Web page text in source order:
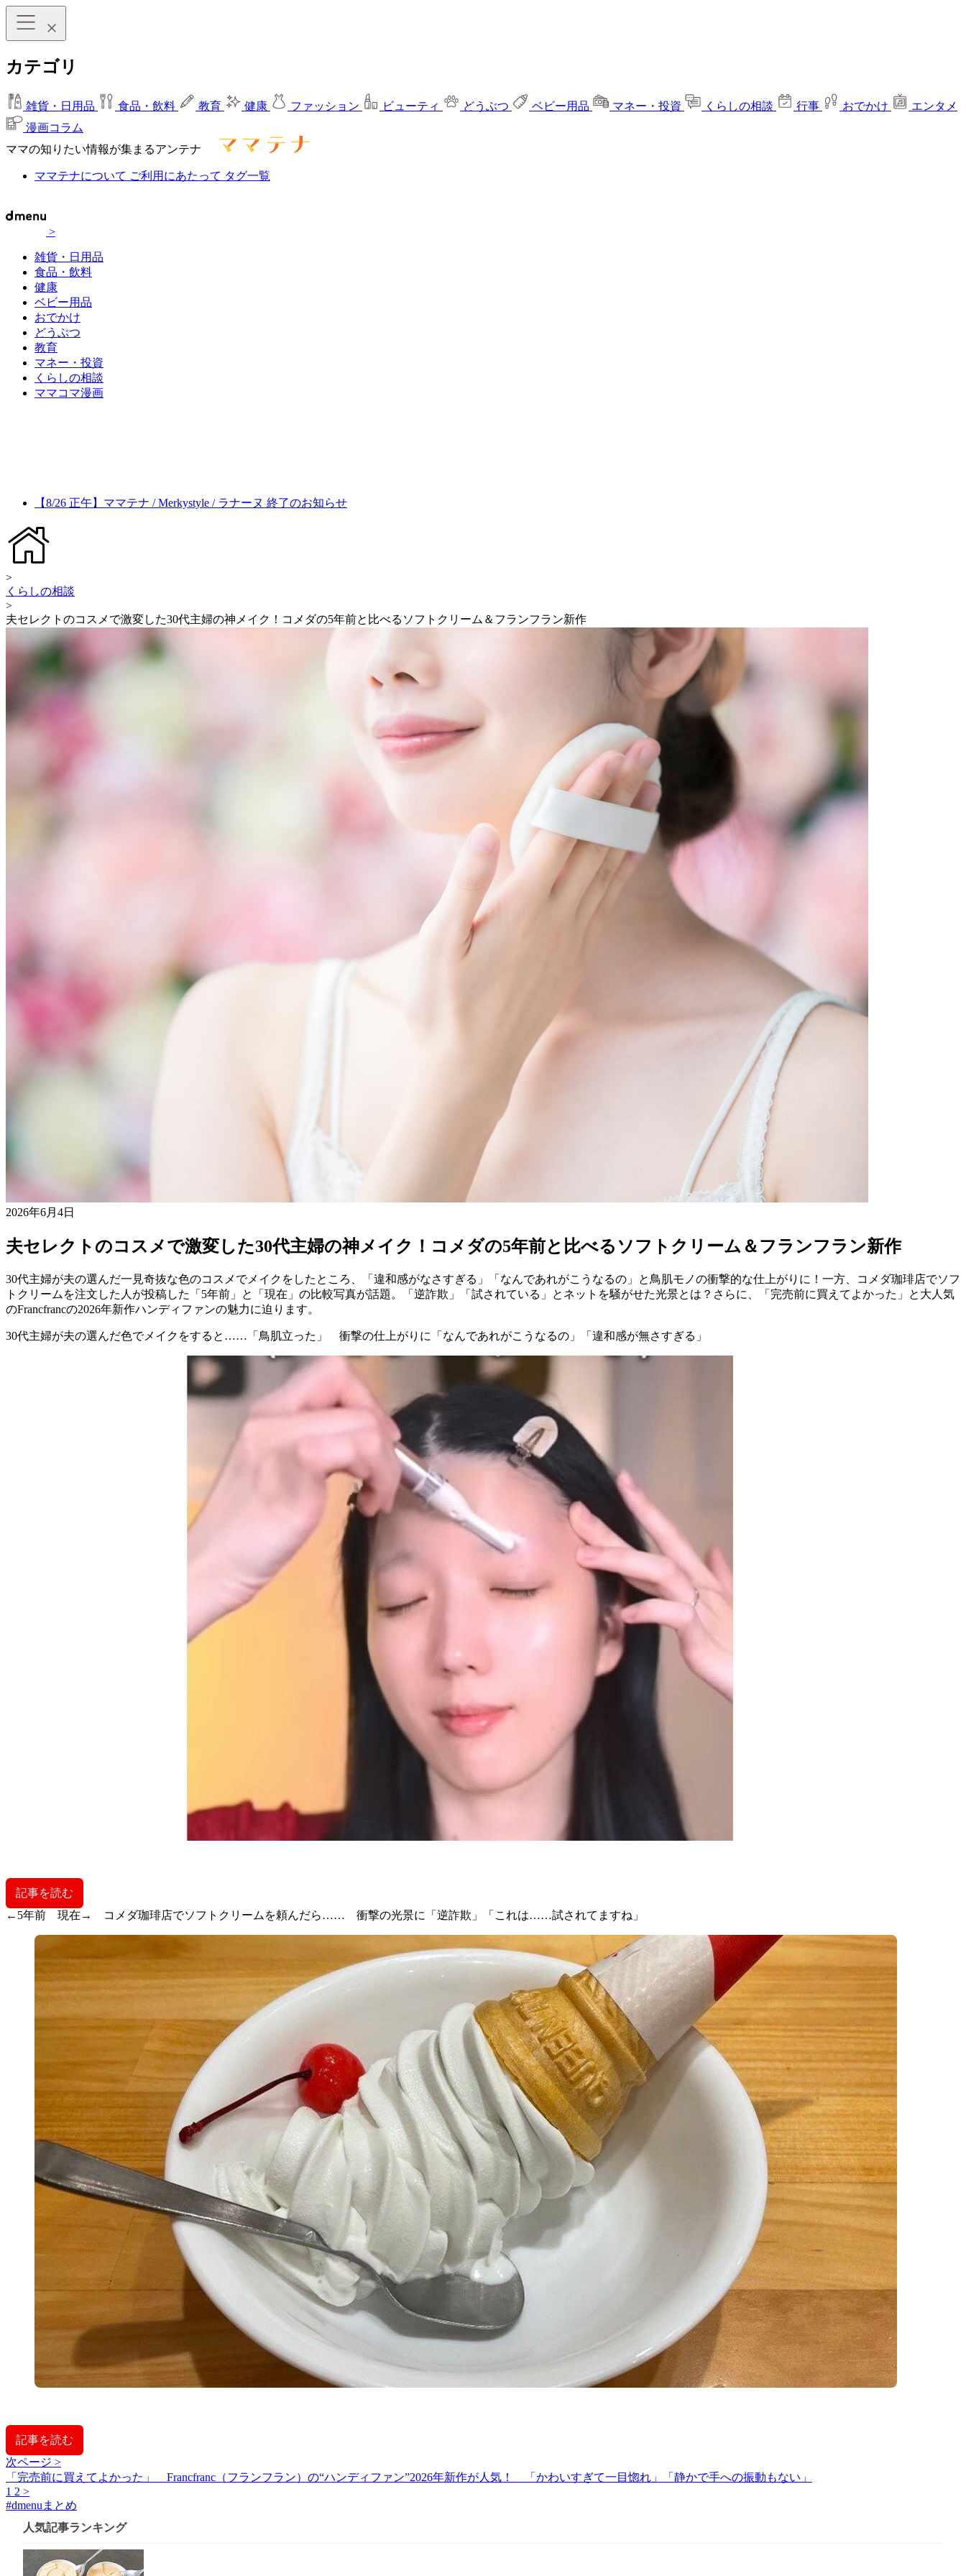
カテゴリ
雑貨・日用品 食品・飲料 教育 健康 ファッション ビューティ どうぶつ ベビー用品 マネー・投資 くらしの相談 行事 おでかけ
エンタメ
漫画コラム
ママの知りたい情報が集まるアンテナ
ママテナについて ご利用にあたって タグ一覧
>
雑貨・日用品
食品・飲料
健康
ベビー用品
おでかけ
どうぶつ
教育
マネー・投資
くらしの相談
ママコマ漫画
【8/26 正午】ママテナ / Merkystyle / ラナーヌ 終了のお知らせ
>
くらしの相談
>
夫セレクトのコスメで激変した30代主婦の神メイク！コメダの5年前と比べるソフトクリーム＆フランフラン新作
2026年6月4日
夫セレクトのコスメで激変した30代主婦の神メイク！コメダの5年前と比べるソフトクリーム＆フランフラン新作
30代主婦が夫の選んだ一見奇抜な色のコスメでメイクをしたところ、「違和感がなさすぎる」「なんであれがこうなるの」と鳥肌モノの衝撃的な仕上がりに！一方、コメダ珈琲店でソフ
トクリームを注文した人が投稿した「5年前」と「現在」の比較写真が話題。「逆詐欺」「試されている」とネットを騒がせた光景とは？さらに、「完売前に買えてよかった」と大人気
のFrancfrancの2026年新作ハンディファンの魅力に迫ります。
30代主婦が夫の選んだ色でメイクをすると……「鳥肌立った」 衝撃の仕上がりに「なんであれがこうなるの」「違和感が無さすぎる」
記事を読む
←5年前 現在→ コメダ珈琲店でソフトクリームを頼んだら…… 衝撃の光景に「逆詐欺」「これは……試されてますね」
記事を読む
次ページ >
「完売前に買えてよかった」 Francfranc（フランフラン）の“ハンディファン”2026年新作が人気！ 「かわいすぎて一目惚れ」「静かで手への振動もない」
1 2 >
#dmenuまとめ
人気記事ランキング